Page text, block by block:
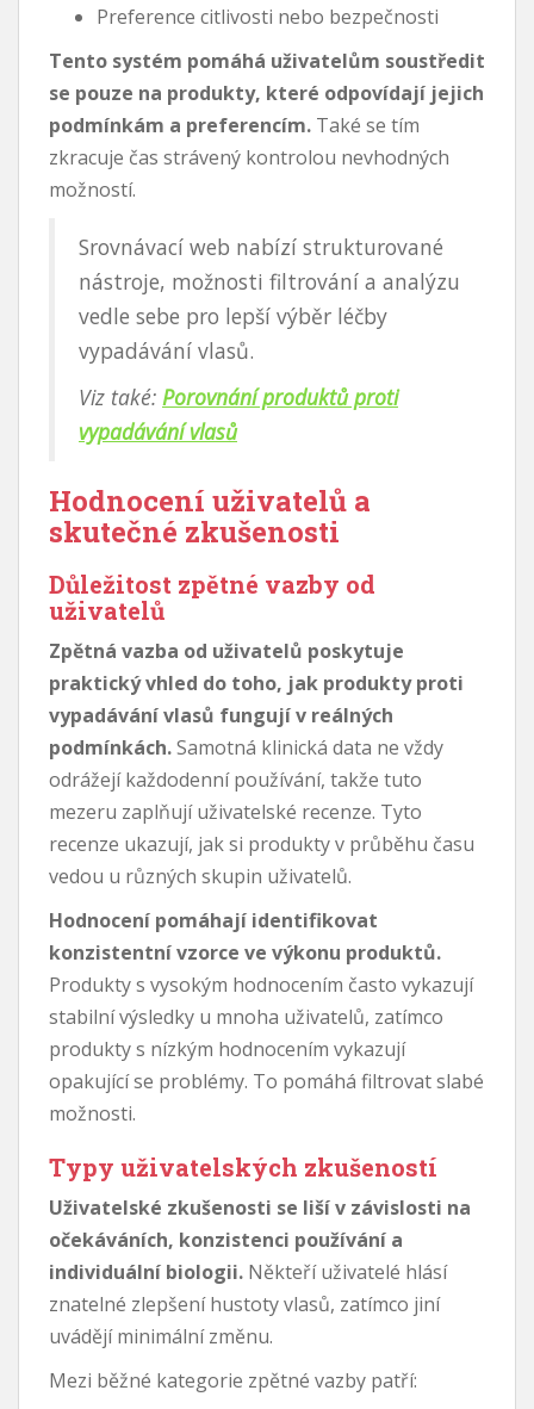
Preference citlivosti nebo bezpečnosti
Tento systém pomáhá uživatelům soustředit
se pouze na produkty, které odpovídají jejich
podmínkám a preferencím. Také se tím
zkracuje čas strávený kontrolou nevhodných
možností.
Srovnávací web nabízí strukturované
nástroje, možnosti filtrování a analýzu
vedle sebe pro lepší výběr léčby
vypadávání vlasů.
Viz také: Porovnání produktů proti
vypadávání vlasů
Hodnocení uživatelů a
skutečné zkušenosti
Důležitost zpětné vazby od
uživatelů
Zpětná vazba od uživatelů poskytuje
praktický vhled do toho, jak produkty proti
vypadávání vlasů fungují v reálných
podmínkách.Samotná klinická data ne vždy
odrážejí každodenní používání, takže tuto
mezeru zaplňují uživatelské recenze. Tyto
recenze ukazují, jak si produkty v průběhu času
vedou u různých skupin uživatelů.
Hodnocení pomáhají identifikovat
konzistentní vzorce ve výkonu produktů.
Produkty s vysokým hodnocením často vykazují
stabilní výsledky u mnoha uživatelů, zatímco
produkty s nízkým hodnocením vykazují
opakující se problémy. To pomáhá filtrovat slabé
možnosti.
Typy uživatelských zkušeností
Uživatelské zkušenosti se liší v závislosti na
očekáváních, konzistenci používání a
individuální biologii. Někteří uživatelé hlásí
znatelné zlepšení hustoty vlasů, zatímco jiní
uvádějí minimální změnu.
Mezi běžné kategorie zpětné vazby patří: